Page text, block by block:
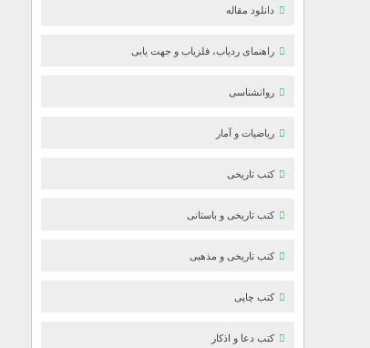
دانلود مقاله
راهنمای ردیاب، فلزیاب و جهت یابی
روانشناسی
ریاضیات و آمار
کتب تاریخی
کتب تاریخی و باستانی
کتب تاریخی و مذهبی
کتب چاپی
کتب دعا و اذکار